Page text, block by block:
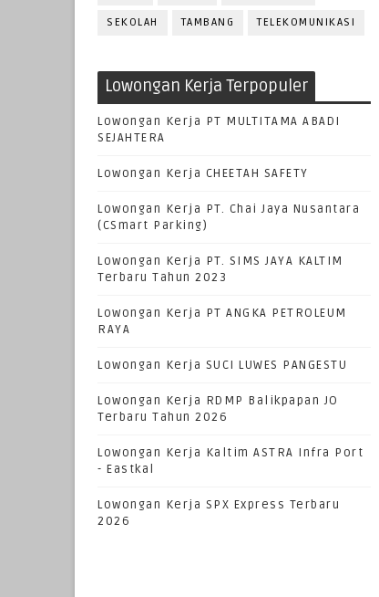
SEKOLAH TAMBANG TELEKOMUNIKASI
Lowongan Kerja Terpopuler
Lowongan Kerja PT MULTITAMA ABADI
SEJAHTERA
Lowongan Kerja CHEETAH SAFETY
Lowongan Kerja PT. Chai Jaya Nusantara
(CSmart Parking)
Lowongan Kerja PT. SIMS JAYA KALTIM
Terbaru Tahun 2023
Lowongan Kerja PT ANGKA PETROLEUM
RAYA
Lowongan Kerja SUCI LUWES PANGESTU
Lowongan Kerja RDMP Balikpapan JO
Terbaru Tahun 2026
Lowongan Kerja Kaltim ASTRA Infra Port
- Eastkal
Lowongan Kerja SPX Express Terbaru
2026